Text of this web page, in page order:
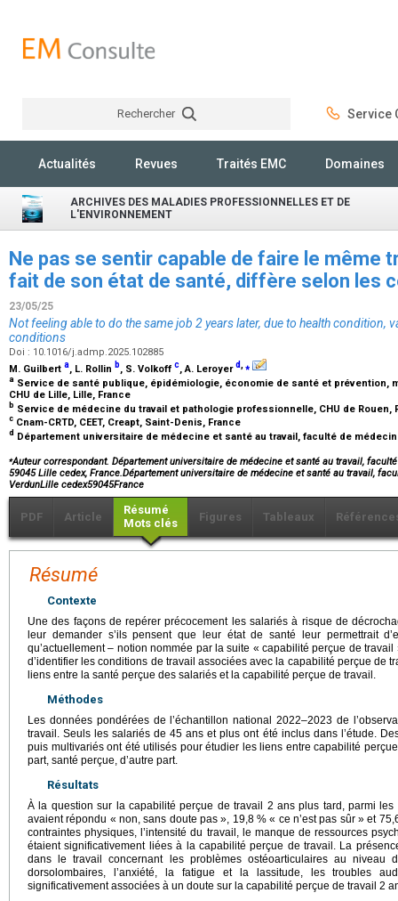
Rechercher Service
Actualités Revues Traités EMC Domaines
ARCHIVES DES MALADIES PROFESSIONNELLES ET DE
L'ENVIRONNEMENT
Ne pas se sentir capable de faire le même
fait de son état de santé, diffère selon les
23/05/25
Not feeling able to do the same job 2 years later, due to health condition,
conditions
Doi : 10.1016/j.admp.2025.102885
M. Guilbert a, L. Rollin b, S. Volkoff c, A. Leroyerd,⁎
a Service de santé publique, épidémiologie, économie de santé et prévention,
CHU de Lille, Lille, France
b Service de médecine du travail et pathologie professionnelle, CHU de Rouen,
c Cnam-CRTD, CEET, Creapt, Saint-Denis, France
d Département universitaire de médecine et santé au travail, faculté de
⁎Auteur correspondant. Département universitaire de médecine et santé au travail,
59045 Lille cedex, France.Département universitaire de médecine et santé au travail,
VerdunLille cedex59045France
PDF Article
Résumé
Mots clés
Figures Tableaux
Résumé
Contexte
Une des façons de repérer précocement les salariés à risque de
leur demander s’ils pensent que leur état de santé leur permettrait
qu’actuellement – notion nommée par la suite « capabilité perçue de travail
d’identifier les conditions de travail associées avec la capabilité perçue de
liens entre la santé perçue des salariés et la capabilité perçue de travail.
Méthodes
Les données pondérées de l’échantillon national 2022–2023 de
travail. Seuls les salariés de 45 ans et plus ont été inclus dans l’étude.
puis multivariés ont été utilisés pour étudier les liens entre capabilité
part, santé perçue, d’autre part.
Résultats
À la question sur la capabilité perçue de travail 2 ans plus tard, parmi
avaient répondu « non, sans doute pas », 19,8 % « ce n’est pas sûr » et
contraintes physiques, l’intensité du travail, le manque de ressources
étaient significativement liées à la capabilité perçue de travail. La
dans le travail concernant les problèmes ostéoarticulaires au niveau
dorsolombaires, l’anxiété, la fatigue et la lassitude, les troubles
significativement associées à un doute sur la capabilité perçue de travail 2